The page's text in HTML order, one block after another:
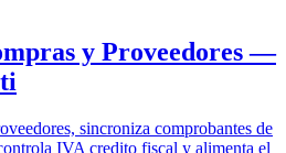
y Proveedores —
sincroniza comprobantes de
IVA credito fiscal y alimenta el